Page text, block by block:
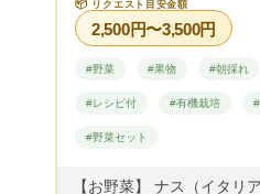
主な取引実績】 ★薫HIROOレストランさ
ん★ 予約が困難なお店とし
ュラン星を獲得した長谷
では史上最速で4.5点超を
で話題となっています。
ださり、その想いが料理
📦 リクエスト目安金額
2,500円〜3,500円
#野菜 #果物 #朝採れ
#レシピ付 #有機栽培
#野菜セット